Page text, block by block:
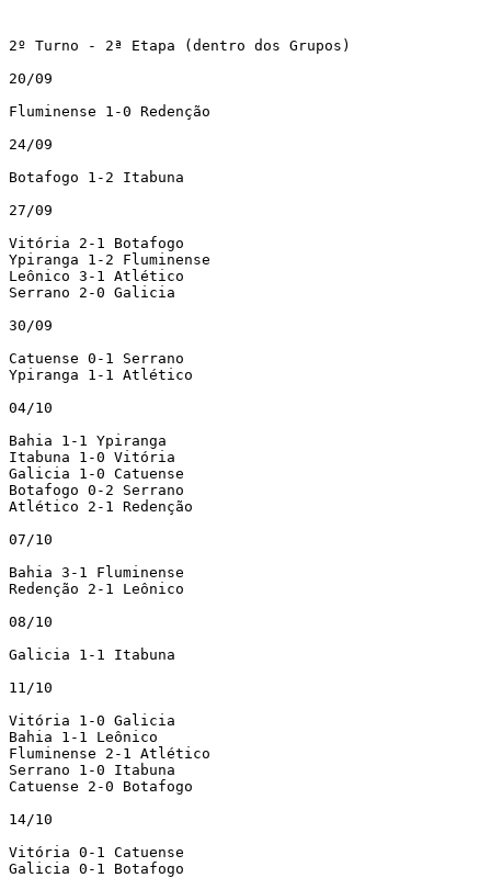
2º Turno - 2ª Etapa (dentro dos Grupos)
20/09
Fluminense 1-0 Redenção
24/09
Botafogo 1-2 Itabuna
27/09
Vitória 2-1 Botafogo
Ypiranga 1-2 Fluminense
Leônico 3-1 Atlético
Serrano 2-0 Galicia
30/09
Catuense 0-1 Serrano
Ypiranga 1-1 Atlético
04/10
Bahia 1-1 Ypiranga
Itabuna 1-0 Vitória
Galicia 1-0 Catuense
Botafogo 0-2 Serrano
Atlético 2-1 Redenção
07/10
Bahia 3-1 Fluminense
Redenção 2-1 Leônico
08/10
Galicia 1-1 Itabuna
11/10
Vitória 1-0 Galicia
Bahia 1-1 Leônico
Fluminense 2-1 Atlético
Serrano 1-0 Itabuna
Catuense 2-0 Botafogo
14/10
Vitória 0-1 Catuense
Galicia 0-1 Botafogo